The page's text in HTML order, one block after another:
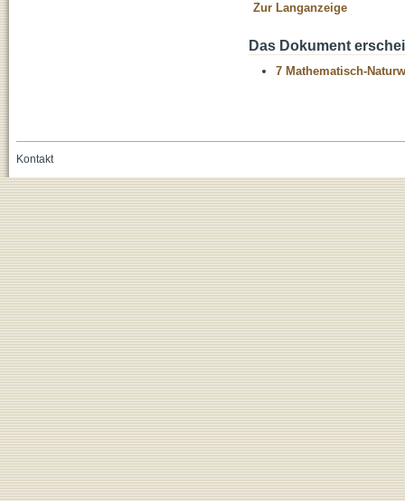
Zur Langanzeige
Das Dokument
7 Mathematisch-
Kontakt